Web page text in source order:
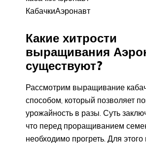
КабачкиАэронавт
Какие хитрости
выращивания
существуют?
Рассмотрим выращивание
способом, который позволяет
урожайность в разы. Суть
что перед проращиванием
необходимо прогреть. Для этого